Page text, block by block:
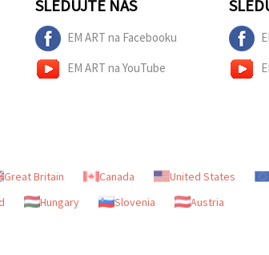
SLEDUJTE NÁS
EM ART na Facebooku
EM ART na YouTube
Great Britain Canada United States
Hungary Slovenia Austria